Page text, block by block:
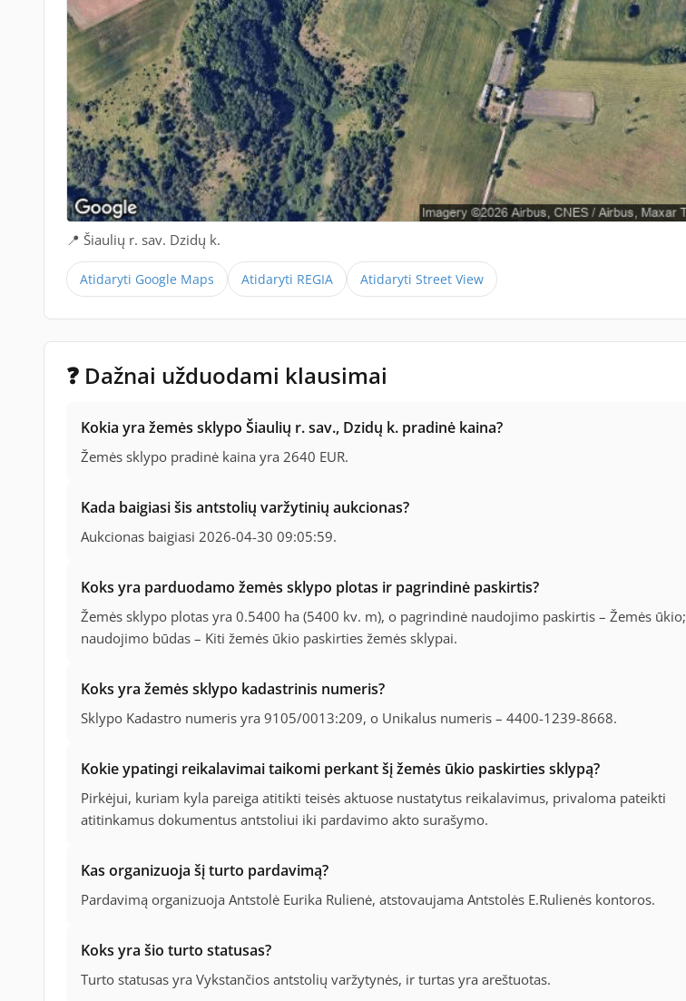
📍 Šiaulių r. sav. Dzidų k.
Atidaryti Google Maps Atidaryti REGIA Atidaryti Street View
❓ Dažnai užduodami klausimai
Kokia yra žemės sklypo Šiaulių r. sav., Dzidų k. pradinė kaina?
Žemės sklypo pradinė kaina yra 2640 EUR.
Kada baigiasi šis antstolių varžytinių aukcionas?
Aukcionas baigiasi 2026-04-30 09:05:59.
Koks yra parduodamo žemės sklypo plotas ir pagrindinė paskirtis?
Žemės sklypo plotas yra 0.5400 ha (5400 kv. m), o pagrindinė naudojimo paskirtis – Žemės ūkio;
naudojimo būdas – Kiti žemės ūkio paskirties žemės sklypai.
Koks yra žemės sklypo kadastrinis numeris?
Sklypo Kadastro numeris yra 9105/0013:209, o Unikalus numeris – 4400-1239-8668.
Kokie ypatingi reikalavimai taikomi perkant šį žemės ūkio paskirties sklypą?
Pirkėjui, kuriam kyla pareiga atitikti teisės aktuose nustatytus reikalavimus, privaloma pateikti
atitinkamus dokumentus antstoliui iki pardavimo akto surašymo.
Kas organizuoja šį turto pardavimą?
Pardavimą organizuoja Antstolė Eurika Rulienė, atstovaujama Antstolės E.Rulienės kontoros.
Koks yra šio turto statusas?
Turto statusas yra Vykstančios antstolių varžytynės, ir turtas yra areštuotas.